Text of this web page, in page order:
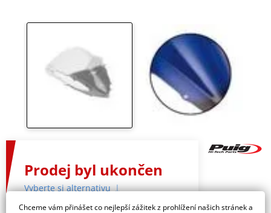
Prodej byl ukončen
Vyberte si alternativu
Chceme vám přinášet co nejlepší zážitek z prohlížení našich stránek a